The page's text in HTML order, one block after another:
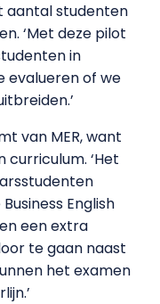
aantal studenten
‘Met deze pilot
in
evalueren of we
van MER, want
curriculum. ‘Het
English
een extra
te gaan naast
het examen